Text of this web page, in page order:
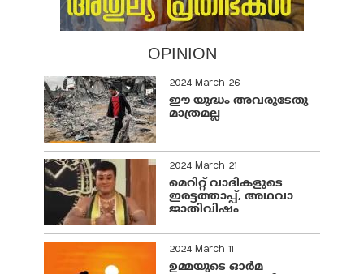
OPINION
2024 March 26
ഈ യുദ്ധം അവരുടേതു
മാത്രമല്ല
2024 March 21
മെറിറ്റ് വാദികളുടെ
ഇരട്ടത്താപ്പ്, അഥവാ
ജാതിവിഷം
2024 March 11
ഉമ്മയുടെ ഓർമ